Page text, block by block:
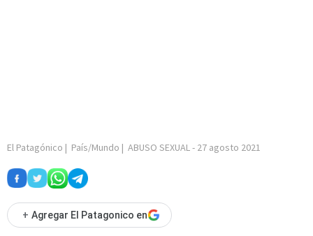
El Patagónico | País/Mundo | ABUSO SEXUAL- 27 agosto 2021
+ Agregar El Patagonico en